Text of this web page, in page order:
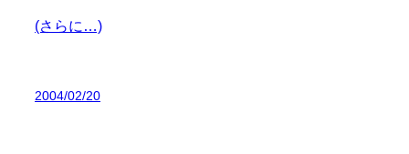
(さらに…)
2004/02/20